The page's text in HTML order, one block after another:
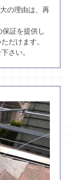
の理由は、再
証を提供し
だけます。
さい。